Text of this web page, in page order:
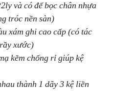
và có để bọc chân nhựa
tróc nền sàn)
xám ghi cao cấp (có tác
xước)
kẽm chống rỉ giúp kệ
thành 1 dãy 3 kệ liền